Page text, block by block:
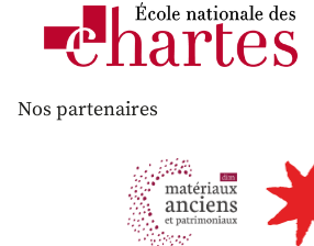
Nos partenaires